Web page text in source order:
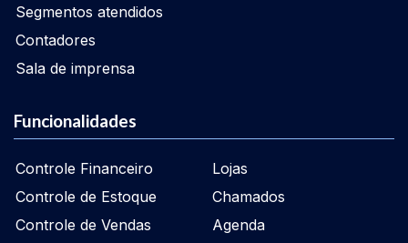
Segmentos atendidos
Contadores
Sala de imprensa
Funcionalidades
Controle Financeiro
Controle de Estoque
Controle de Vendas
Lojas
Chamados
Agenda